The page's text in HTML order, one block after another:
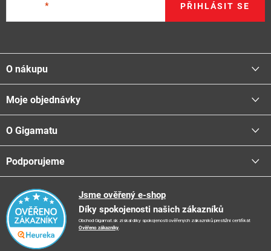
PŘIHLÁSIT SE
á
p
a
O nákupu
Proč nakupovat u nás
Platba - možnosti
Centrála a odběrná místa
Reklamační řád
Vrácení zboží a reklamace
Doporučení při nákupu
Ochrana osobních údajů
Moje objednávky
Přihlásit
O Gigamatu
📞Kontakty
📺TV reklama
📝Blog
🤝 Partneři
Podporujeme
Podporujeme
🏨FN Bulovka
🏨Nemocnice Homolka
Jsme ověřený e-shop
Díky spokojenosti našich zákazníků
Obchod Gigamat.sk získal díky spokojenosti ověřených zákazníků prestižní certifikát
Ověřeno zákazníky